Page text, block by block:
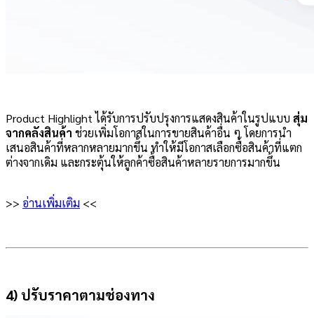
Product Highlight ได้รับการปรับปรุงการแสดงสินค้าในรูปแบบ สุ่ม
จากคลังสินค้า ช่วยเพิ่มโอกาสในการขายสินค้าอื่น ๆ โดยการนำ
เสนอสินค้าที่หลากหลายมากขึ้น ทำให้มีโอกาสเลือกซื้อสินค้าที่แตก
ต่างจากเดิม และกระตุ้นให้ลูกค้าซื้อสินค้าหลายรายการมากขึ้น
>> อ่านเพิ่มเติม <<
4) ปรับราคาตามช่องทาง